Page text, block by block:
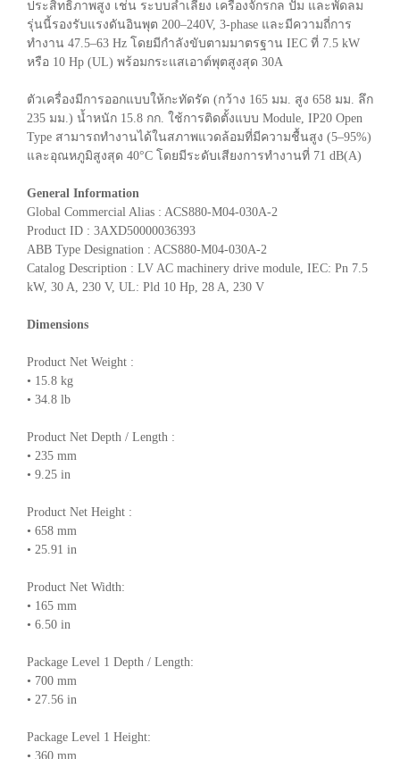
ประสิทธิภาพสูง เช่น ระบบลำเลียง เครื่องจักรกล ปั๊ม และพัดลม
รุ่นนี้รองรับแรงดันอินพุต 200–240V, 3-phase และมีความถี่การ
ทำงาน 47.5–63 Hz โดยมีกำลังขับตามมาตรฐาน IEC ที่ 7.5 kW
หรือ 10 Hp (UL) พร้อมกระแสเอาต์พุตสูงสุด 30A
ตัวเครื่องมีการออกแบบให้กะทัดรัด (กว้าง 165 มม. สูง 658 มม. ลึก
235 มม.) น้ำหนัก 15.8 กก. ใช้การติดตั้งแบบ Module, IP20 Open
Type สามารถทำงานได้ในสภาพแวดล้อมที่มีความชื้นสูง (5–95%)
และอุณหภูมิสูงสุด 40°C โดยมีระดับเสียงการทำงานที่ 71 dB(A)
General Information
Global Commercial Alias : ACS880-M04-030A-2
Product ID : 3AXD50000036393
ABB Type Designation : ACS880-M04-030A-2
Catalog Description : LV AC machinery drive module, IEC: Pn 7.5
kW, 30 A, 230 V, UL: Pld 10 Hp, 28 A, 230 V
Dimensions
Product Net Weight :
• 15.8 kg
• 34.8 lb
Product Net Depth / Length :
• 235 mm
• 9.25 in
Product Net Height :
• 658 mm
• 25.91 in
Product Net Width:
• 165 mm
• 6.50 in
Package Level 1 Depth / Length:
• 700 mm
• 27.56 in
Package Level 1 Height:
• 360 mm